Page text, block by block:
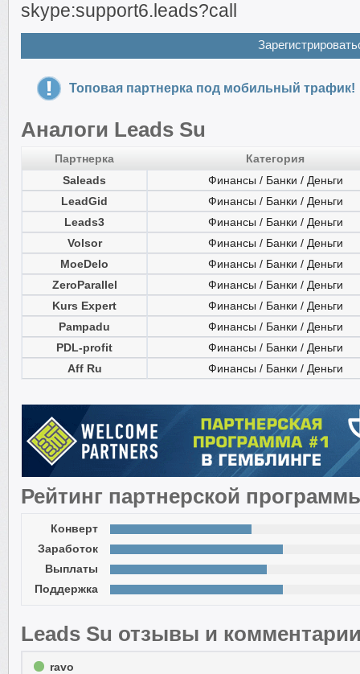
skype:support6.leads?call
Топовая партнерка под мобильный трафик!
Аналоги Leads Su
Партнерка
Категория
Saleads
Финансы / Банки / Деньги
LeadGid
Финансы / Банки / Деньги
Leads3
Финансы / Банки / Деньги
Volsor
Финансы / Банки / Деньги
MoeDelo
Финансы / Банки / Деньги
ZeroParallel
Финансы / Банки / Деньги
Kurs Expert
Финансы / Банки / Деньги
Pampadu
Финансы / Банки / Деньги
PDL-profit
Финансы / Банки / Деньги
Aff Ru
Финансы / Банки / Деньги
Рейтинг партнерской
Конверт
Заработок
Выплаты
Поддержка
Leads Su отзывы и
ravo